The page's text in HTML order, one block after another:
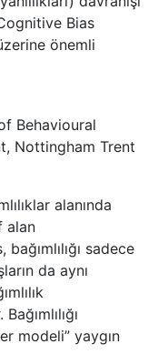
Bias
önemli
Behavioural
Nottingham Trent
alanında
alan
sadece
da aynı
modeli” yaygın